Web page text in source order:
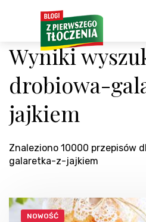
Wyniki
drobiowa-
jajkiem
Znaleziono 10000 przepisów
galaretka-z-jajkiem
NOWOŚĆ